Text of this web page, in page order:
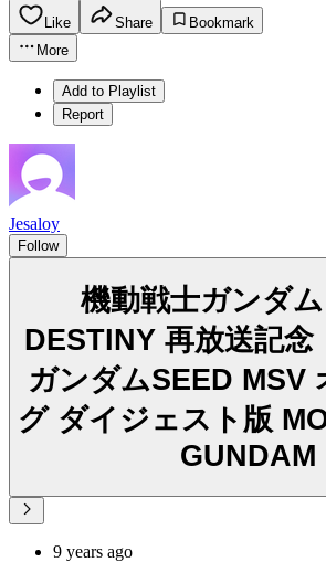
Like Share
Bookmark
More
Add to Playlist
Report
Jesaloy
Follow
機動戦士ガンダ
DESTINY 再放送記念
ガンダムSEED MSV
グ ダイジェスト版
GUNDAM
9 years ago